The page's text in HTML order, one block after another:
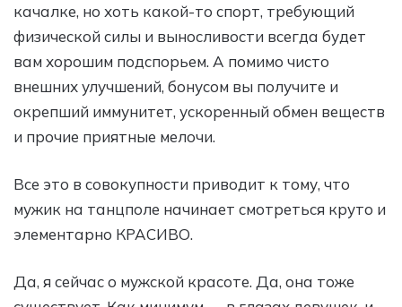
качалке, но хоть какой-то спорт, требующий
физической силы и выносливости всегда будет
вам хорошим подспорьем. А помимо чисто
внешних улучшений, бонусом вы получите и
окрепший иммунитет, ускоренный обмен веществ
и прочие приятные мелочи.
Все это в совокупности приводит к тому, что
мужик на танцполе начинает смотреться круто и
элементарно КРАСИВО.
Да, я сейчас о мужской красоте. Да, она тоже